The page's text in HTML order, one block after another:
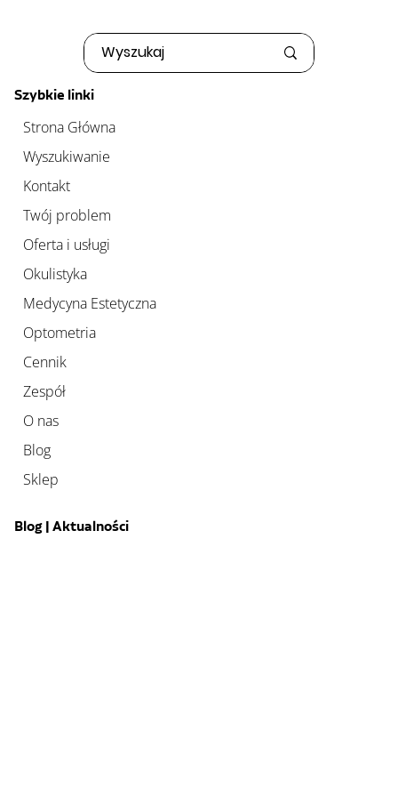
Szybkie linki
Strona Główna
Wyszukiwanie
Kontakt
Twój problem
Oferta i usługi
Okulistyka
Medycyna Estetyczna
Optometria
Cennik
Zespół
O nas
Blog
Sklep
Blog | Aktualności